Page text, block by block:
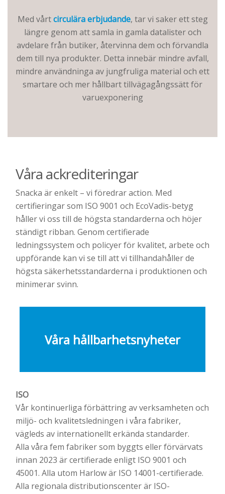
Med vårtcirculära erbjudande, tar vi saker ett steg
längre genom att samla in gamla datalister och
avdelare från butiker, återvinna dem och förvandla
dem till nya produkter. Detta innebär mindre avfall,
mindre användninga av jungfruliga material och ett
smartare och mer hållbart tillvägagångssätt för
varuexponering
Våra ackrediteringar
Snacka är enkelt – vi föredrar action. Med
certifieringar som ISO 9001 och EcoVadis-betyg
håller vi oss till de högsta standarderna och höjer
ständigt ribban. Genom certifierade
ledningssystem och policyer för kvalitet, arbete och
uppförande kan vi se till att vi tillhandahåller de
högsta säkerhetsstandarderna i produktionen och
minimerar svinn.
Våra hållbarhetsnyheter
ISO​
Vår kontinuerliga förbättring av verksamheten och
miljö- och kvalitetsledningen i våra fabriker,
vägleds av internationellt erkända standarder.
Alla våra fem fabriker som byggts eller förvärvats
innan 2023 är certifierade enligt ISO 9001 och
45001. Alla utom Harlow är ISO 14001-certifierade.
Alla regionala distributionscenter är ISO-